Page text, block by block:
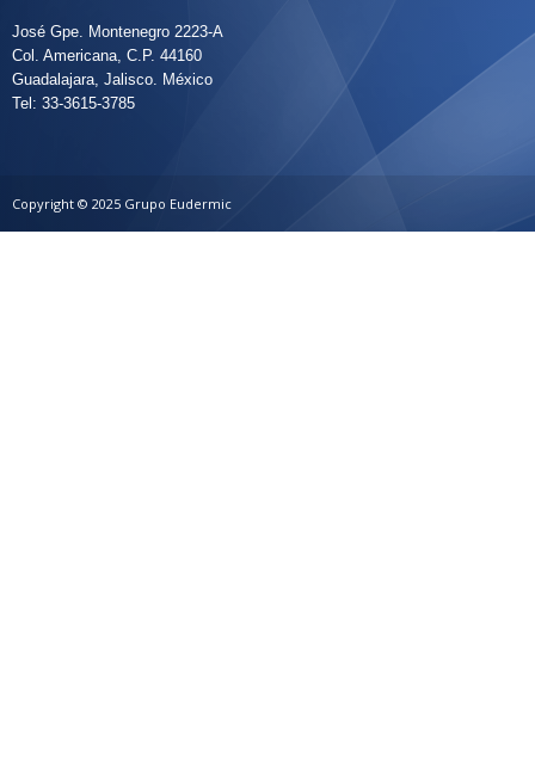
José Gpe. Montenegro 2223-A
Col. Americana, C.P. 44160
Guadalajara, Jalisco. México
Tel: 33-3615-3785
Copyright © 2025 Grupo Eudermic